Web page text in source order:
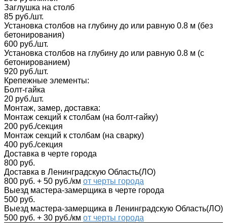
Заглушка на столб
85 руб./шт.
Установка столбов на глубину до или равную 0.8 м (без
бетонирования)
600 руб./шт.
Установка столбов на глубину до или равную 0.8 м (с
бетонированием)
920 руб./шт.
Крепежные элементы:
Болт-гайка
20 руб./шт.
Монтаж, замер, доставка:
Монтаж секций к столбам (на болт-гайку)
200 руб./секция
Монтаж секций к столбам (на сварку)
400 руб./секция
Доставка в черте города
800 руб.
Доставка в Ленинградскую Область(ЛО)
800 руб. + 50 руб./км от черты города
Выезд мастера-замерщика в черте города
500 руб.
Выезд мастера-замерщика в Ленинградскую Область(ЛО)
500 руб. + 30 руб./км от черты города